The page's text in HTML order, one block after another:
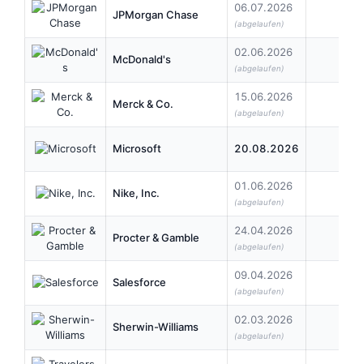
JPMorgan Chase
06.07.2026
(abgelaufen)
McDonald's
02.06.2026
(abgelaufen)
Merck & Co.
15.06.2026
(abgelaufen)
Microsoft 20.08.2026
Nike, Inc.
01.06.2026
(abgelaufen)
Procter & Gamble
24.04.2026
(abgelaufen)
Salesforce
09.04.2026
(abgelaufen)
Sherwin-Williams
02.03.2026
(abgelaufen)